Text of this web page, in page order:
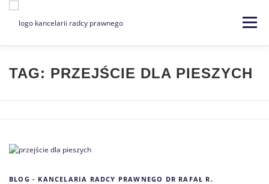
Menu
Strona główna Kancelaria
Blog EN | DE
TAG: PRZEJŚCIE DLA PIESZYCH
BLOG - KANCELARIA RADCY PRAWNEGO DR RAFAŁ R.